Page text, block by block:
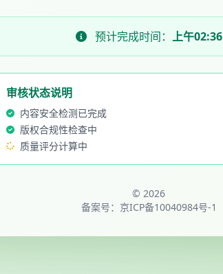
预计完成时间： 上午02:36
审核状态说明
内容安全检测已完成
版权合规性检查中
质量评分计算中
© 2026
备案号： 京ICP备10040984号-1